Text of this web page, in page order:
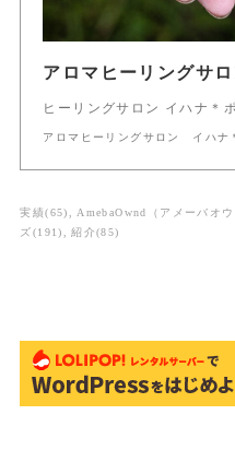
アロマヒーリングサ
ヒーリングサロン イハナ＊
アロマヒーリングサロン イハナ
実績(65) AmebaOwnd（アメーバオ
ズ(191) 紹介(85)